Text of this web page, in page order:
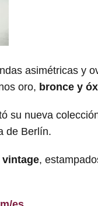
asimétricas y
oro, bronce y
,